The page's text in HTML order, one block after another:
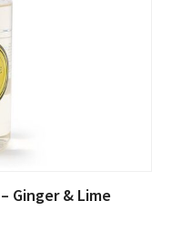
Ginger & Lime